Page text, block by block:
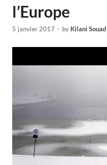
l’Europe
5 janvier 2017 - by Kilani Souad